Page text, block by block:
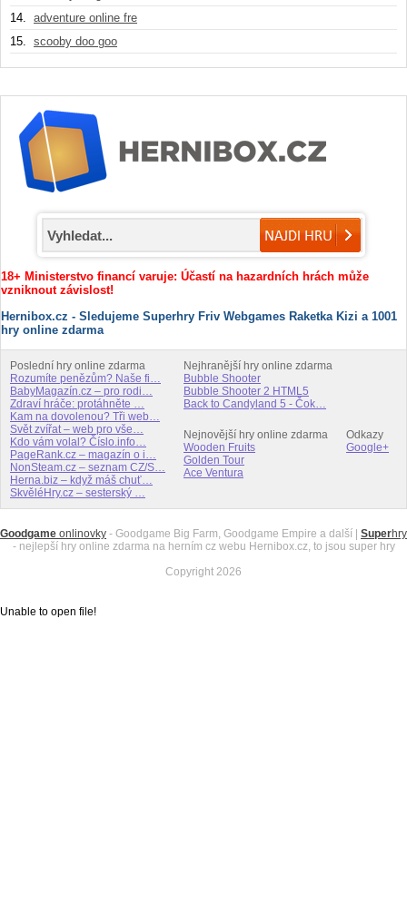
14. adventure online fre
15. scooby doo goo
18+ Ministerstvo financí varuje: Účastí na hazardních hrách může
vzniknout závislost!
Hernibox.cz - Sledujeme Superhry Friv Webgames Raketka Kizi a 1001
hry online zdarma
Poslední hry online zdarma
Rozumíte penězům? Naše fi…
BabyMagazín.cz – pro rodi…
Zdraví hráče: protáhněte …
Kam na dovolenou? Tři web…
Svět zvířat – web pro vše…
Kdo vám volal? Číslo.info…
PageRank.cz – magazín o i…
NonSteam.cz – seznam CZ/S…
Herna.biz – když máš chuť…
SkvěléHry.cz – sesterský …
Nejhranější hry online zdarma
Bubble Shooter
Bubble Shooter 2 HTML5
Back to Candyland 5 - Čok…
Nejnovější hry online zdarma
Wooden Fruits
Golden Tour
Ace Ventura
Odkazy
Google+
Goodgame onlinovky - Goodgame Big Farm, Goodgame Empire a další | Superhry
- nejlepší hry online zdarma na herním cz webu Hernibox.cz, to jsou super hry
Copyright 2026
Unable to open file!